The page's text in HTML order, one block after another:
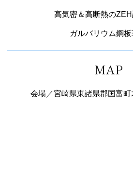
高気密＆高断熱の
ガルバリウム鋼板
MAP
会場／宮崎県東諸県郡国富